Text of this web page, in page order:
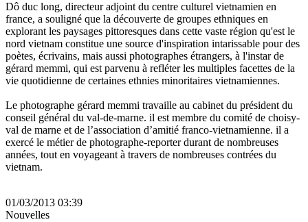
Dô duc long, directeur adjoint du centre culturel vietnamien en
france, a souligné que la découverte de groupes ethniques en
explorant les paysages pittoresques dans cette vaste région qu'est le
nord vietnam constitue une source d'inspiration intarissable pour des
poètes, écrivains, mais aussi photographes étrangers, à l'instar de
gérard memmi, qui est parvenu à refléter les multiples facettes de la
vie quotidienne de certaines ethnies minoritaires vietnamiennes.
Le photographe gérard memmi travaille au cabinet du président du
conseil général du val-de-marne. il est membre du comité de choisy-
val de marne et de l’association d’amitié franco-vietnamienne. il a
exercé le métier de photographe-reporter durant de nombreuses
années, tout en voyageant à travers de nombreuses contrées du
vietnam.
01/03/2013 03:39
Nouvelles